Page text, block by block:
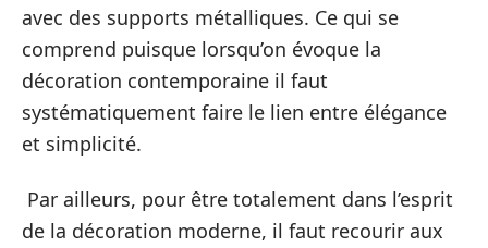
avec des supports métalliques. Ce qui se
comprend puisque lorsqu’on évoque la
décoration contemporaine il faut
systématiquement faire le lien entre élégance
et simplicité.
Par ailleurs, pour être totalement dans l’esprit
de la décoration moderne, il faut recourir aux